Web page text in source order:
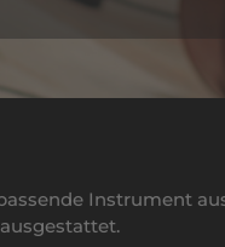
Instrument